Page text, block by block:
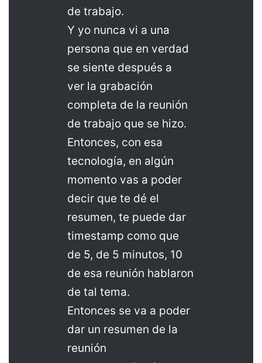
de trabajo.
Y yo nunca vi a una
persona que en verdad
se siente después a
ver la grabación
completa de la reunión
de trabajo que se hizo.
Entonces, con esa
tecnología, en algún
momento vas a poder
decir que te dé el
resumen, te puede dar
timestamp como que
de 5, de 5 minutos, 10
de esa reunión hablaron
de tal tema.
Entonces se va a poder
dar un resumen de la
reunión